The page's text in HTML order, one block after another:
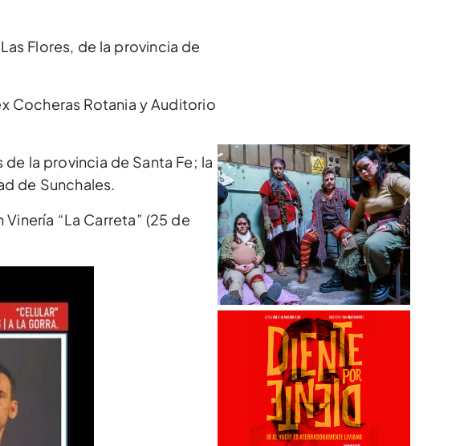
Flores, de la provincia de
Cocheras Rotania y Auditorio
la provincia de Santa Fe; la
de Sunchales.
“La Carreta” (25 de